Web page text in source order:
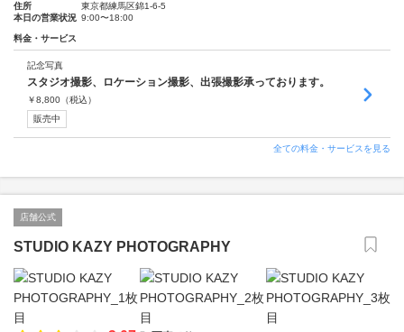
住所
東京都練馬区錦1-6-5
本日の営業状況 9:00〜18:00
料金・サービス
記念写真
スタジオ撮影、ロケーション撮影、出張撮影承っております。
￥8,800 （税込）
販売中
全ての料金・サービスを見る
店舗公式
STUDIO KAZY PHOTOGRAPHY